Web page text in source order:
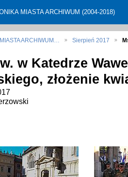
MIASTA ARCHIWUM (2004-2018)
ARCHIWUM… Sierpień 2017
w Katedrze
złożenie